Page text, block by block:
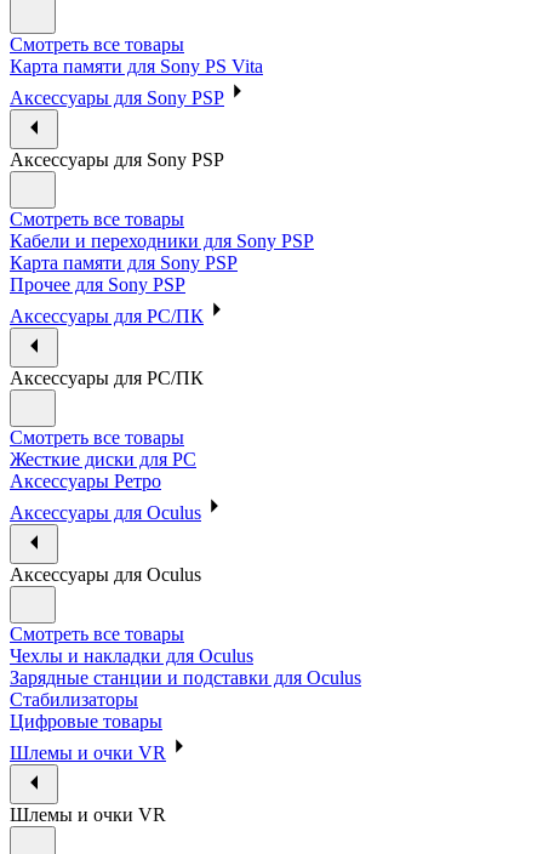
Смотреть все товары
Карта памяти для Sony PS Vita
Аксессуары для Sony PSP
Аксессуары для Sony PSP
Смотреть все товары
Кабели и переходники для Sony PSP
Карта памяти для Sony PSP
Прочее для Sony PSP
Аксессуары для PC/ПК
Аксессуары для PC/ПК
Смотреть все товары
Жесткие диски для PC
Аксессуары Ретро
Аксессуары для Oculus
Аксессуары для Oculus
Смотреть все товары
Чехлы и накладки для Oculus
Зарядные станции и подставки для Oculus
Стабилизаторы
Цифровые товары
Шлемы и очки VR
Шлемы и очки VR